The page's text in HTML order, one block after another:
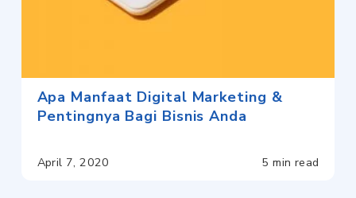
Apa Manfaat Digital Marketing &
Pentingnya Bagi Bisnis Anda
April 7, 2020 5 min read